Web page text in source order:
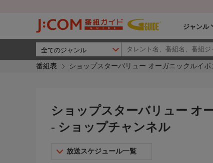
ジャンル
番組表 ショップスターバリュー オーガニックルイ
ショップスターバリュー オ
- ショップチャンネル
放送スケジュール一覧